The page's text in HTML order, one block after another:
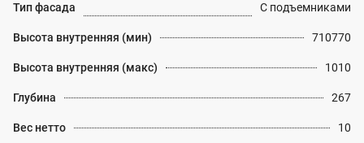
Тип фасада С подъемниками
Высота внутренняя (мин) 710770
Высота внутренняя (макс) 1010
Глубина 267
Вес нетто 10